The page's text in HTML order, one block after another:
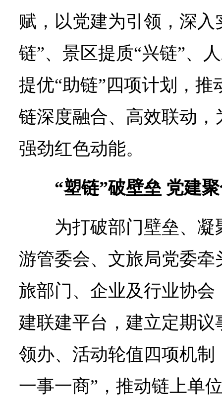
赋，以党建为引领，深入
链”、景区提质“兴链”、
提优“助链”四项计划，
链深度融合、高效联动
强劲红色动能。
“塑链”破壁垒 党建
为打破部门壁垒、
游管委会、文旅局党委牵
旅部门、企业及行业协
建联建平台，建立定期
领办、活动轮值四项机制
一事一商”，推动链上单